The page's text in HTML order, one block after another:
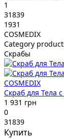
1
31839
1931
COSMEDIX
Category
Скрабы
COSMEDIX
Скраб для Тела
1 931 грн
0
31839
Купить